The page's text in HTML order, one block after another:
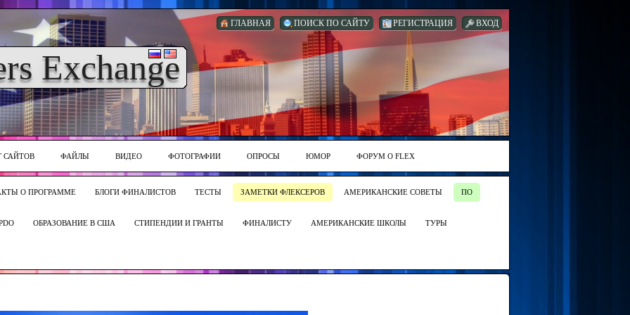
ВХОД
РЕГИСТРАЦИЯ
ПОИСК ПО САЙТУ
ГЛАВНАЯ
Exchange
САЙТОВ ФАЙЛЫ ВИДЕО ФОТОГРАФИИ ОПРОСЫ ЮМОР ФОРУМ О FLEX
О ПРОГРАММЕ БЛОГИ ФИНАЛИСТОВ ТЕСТЫ ЗАМЕТКИ ФЛЕКСЕРОВ АМЕРИКАНСКИЕ СОВЕТЫ ПО
ОБРАЗОВАНИЕ В США СТИПЕНДИИ И ГРАНТЫ ФИНАЛИСТУ АМЕРИКАНСКИЕ ШКОЛЫ ТУРЫ